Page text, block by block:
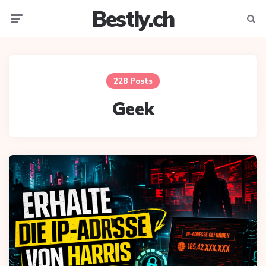
Bestly.ch
228 Posts
Geek